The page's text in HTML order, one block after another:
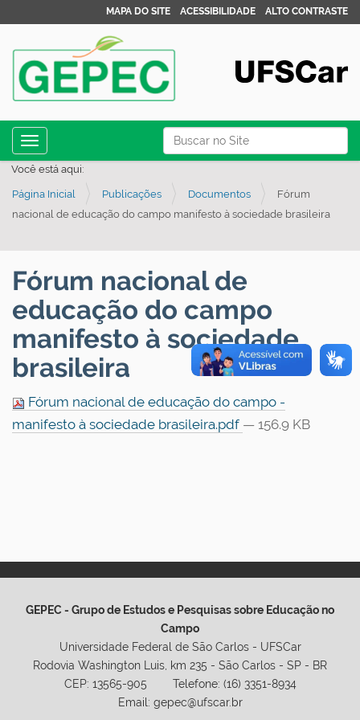
Busca
Busca Avançada…
MAPA DO SITE ACESSIBILIDADE ALTO CONTRASTE
Toggle navigation
Você está aqui:
Página Inicial Publicações Documentos
Fórum
nacional de educação do campo manifesto à sociedade brasileira
Fórum nacional de
educação do campo
manifesto à sociedade
brasileira
Fórum nacional de educação do campo -
manifesto à sociedade brasileira.pdf — 156.9 KB
GEPEC - Grupo de Estudos e Pesquisas sobre Educação no
Campo
Universidade Federal de São Carlos - UFSCar
Rodovia Washington Luis, km 235 - São Carlos - SP - BR
CEP: 13565-905 Telefone: (16) 3351-8934
Email: gepec@ufscar.br